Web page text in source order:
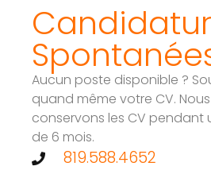
Aucun poste disponible ?
quand même votre CV. Nous
conservons les CV pendant
de 6 mois.
819.588.4652